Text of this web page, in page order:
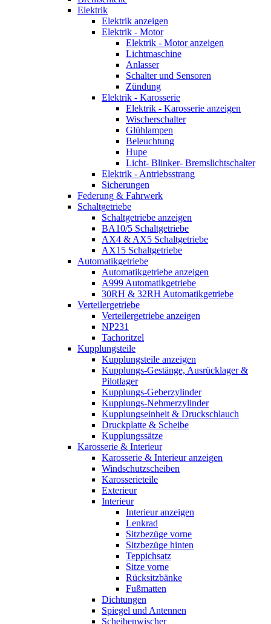
Elektrik
Elektrik anzeigen
Elektrik - Motor
Elektrik - Motor anzeigen
Lichtmaschine
Anlasser
Schalter und Sensoren
Zündung
Elektrik - Karosserie
Elektrik - Karosserie anzeigen
Wischerschalter
Glühlampen
Beleuchtung
Hupe
Licht- Blinker- Bremslichtschalter
Elektrik - Antriebsstrang
Sicherungen
Federung & Fahrwerk
Schaltgetriebe
Schaltgetriebe anzeigen
BA10/5 Schaltgetriebe
AX4 & AX5 Schaltgetriebe
AX15 Schaltgetriebe
Automatikgetriebe
Automatikgetriebe anzeigen
A999 Automatikgetriebe
30RH & 32RH Automatikgetriebe
Verteilergetriebe
Verteilergetriebe anzeigen
NP231
Tachoritzel
Kupplungsteile
Kupplungsteile anzeigen
Kupplungs-Gestänge, Ausrücklager &
Pilotlager
Kupplungs-Geberzylinder
Kupplungs-Nehmerzylinder
Kupplungseinheit & Druckschlauch
Druckplatte & Scheibe
Kupplungssätze
Karosserie & Interieur
Karosserie & Interieur anzeigen
Windschutzscheiben
Karosserieteile
Exterieur
Interieur
Interieur anzeigen
Lenkrad
Sitzbezüge vorne
Sitzbezüge hinten
Teppichsatz
Sitze vorne
Rücksitzbänke
Fußmatten
Dichtungen
Spiegel und Antennen
Scheibenwischer